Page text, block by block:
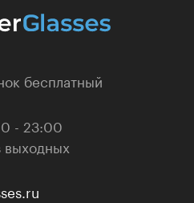
бесплатный
- 23:00
выходных